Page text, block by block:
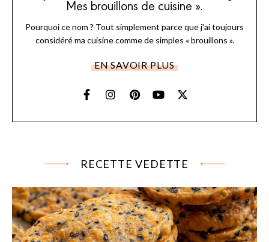
Mes brouillons de cuisine ».
Pourquoi ce nom ? Tout simplement parce que j'ai toujours
considéré ma cuisine comme de simples « brouillons ».
EN SAVOIR PLUS
RECETTE VEDETTE